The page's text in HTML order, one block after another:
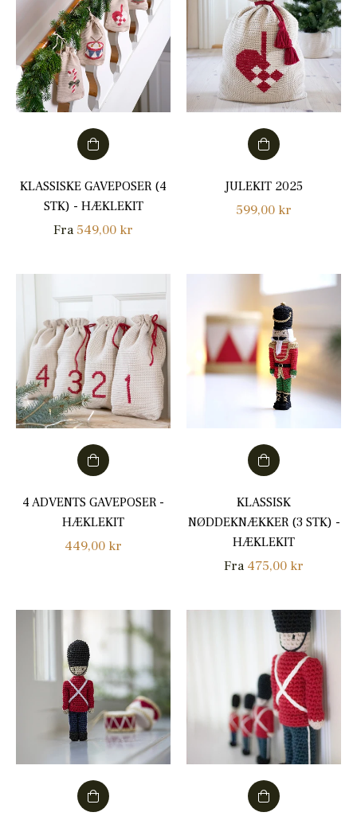
KLASSISKE GAVEPOSER (4
STK) - HÆKLEKIT
Fra 549,00 kr
JULEKIT 2025
Normalpris
599,00 kr
4 ADVENTS GAVEPOSER -
HÆKLEKIT
Normalpris
449,00 kr
KLASSISK
NØDDEKNÆKKER (3 STK) -
HÆKLEKIT
Fra 475,00 kr